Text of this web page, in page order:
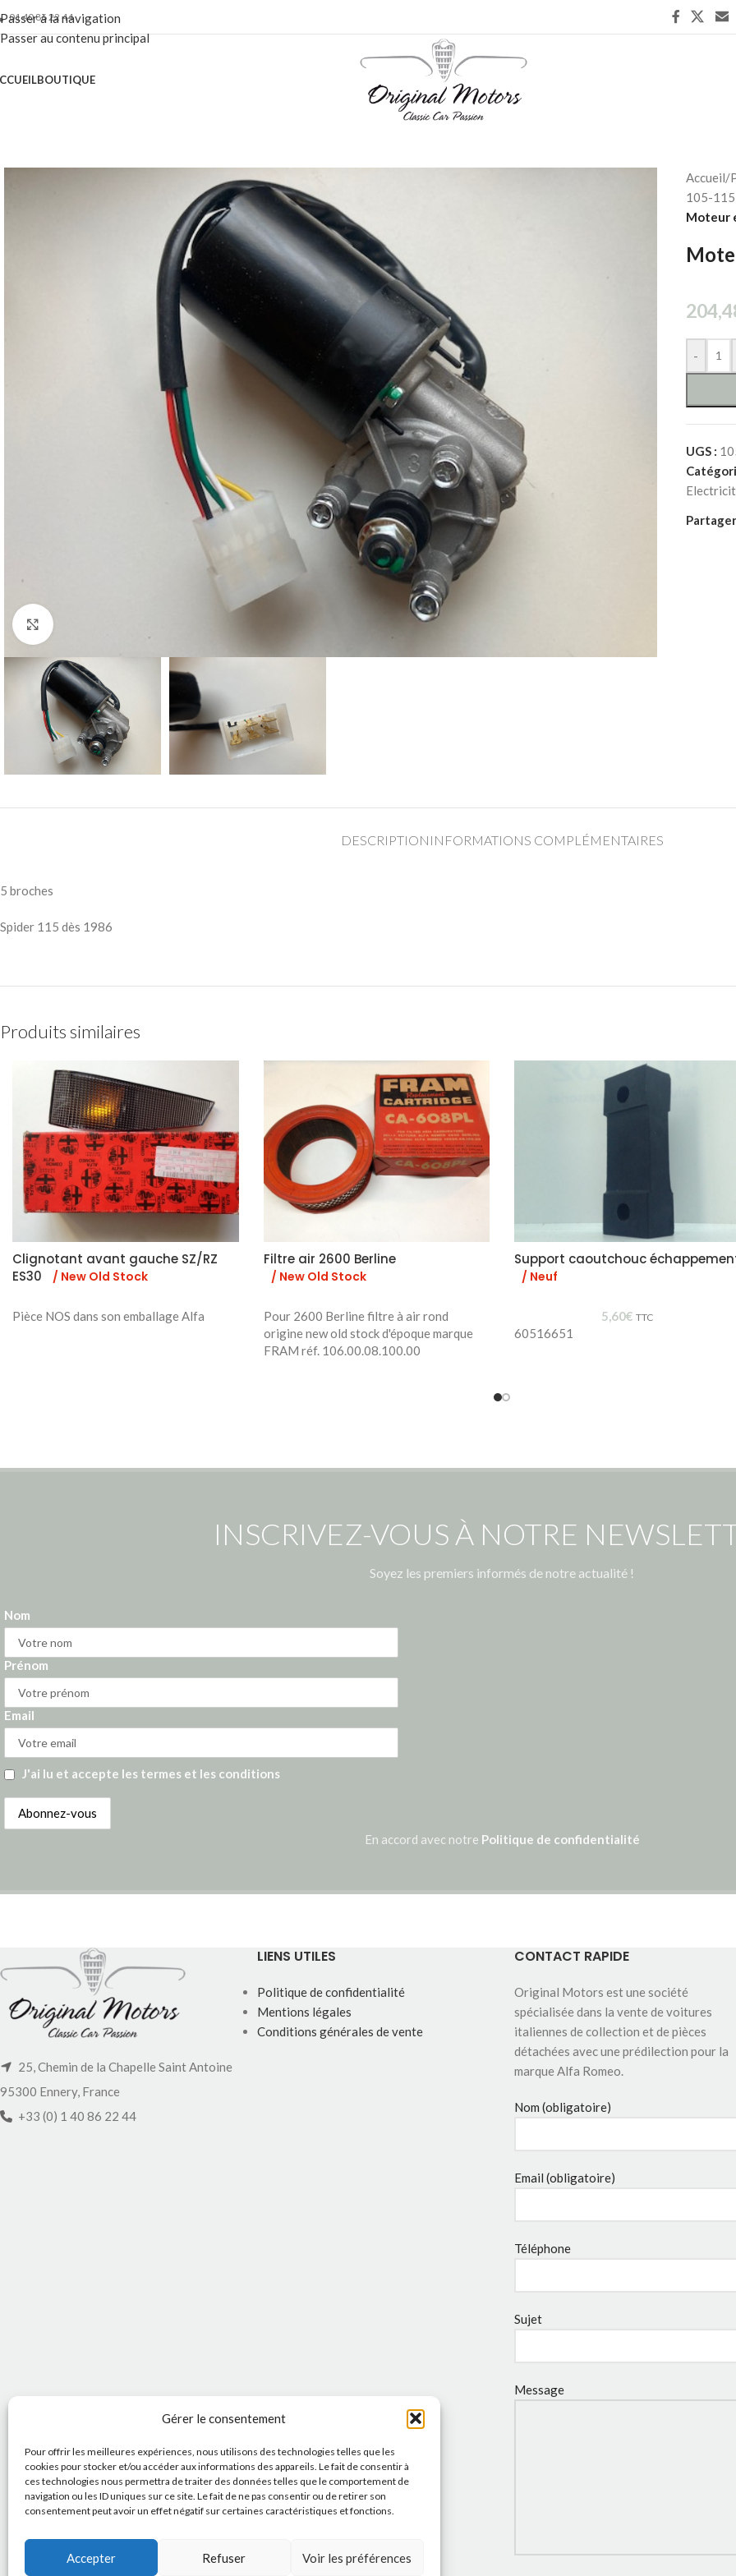
Gérer le consentement
Pour offrir les meilleures expériences, nous utilisons des technologies telles que les
cookies pour stocker et/ou accéder aux informations des appareils. Le fait de consentir à
ces technologies nous permettra de traiter des données telles que le comportement de
navigation ou les ID uniques sur ce site. Le fait de ne pas consentir ou de retirer son
consentement peut avoir un effet négatif sur certaines caractéristiques et fonctions.
Accepter Refuser Voir les préférences
Passer à la navigation
Passer au contenu principal
01 40 86 22 44
BOUTIQUE
Accueil/
105-
Moteur
-
UGS :
DESCRIPTION INFORMATIONS COMPLÉMENTAIRES
5 broches
Spider 115 dès 1986
Produits similaires
Clignotant avant gauche SZ/RZ
ES30
/ New Old Stock
Pièce NOS dans son emballage Alfa
Filtre air 2600 Berline
/ New Old Stock
Pour 2600 Berline filtre à air rond
origine new old stock d'époque marque
FRAM réf. 106.00.08.100.00
Support caoutchouc
/ Neuf
5,60€ TTC
60516651
INSCRIVEZ-VOUS À NOTRE
Soyez les premiers informés de notre actualité !
Nom
Prénom
Email
J'ai lu et accepte les termes et les conditions
En accord avec notre Politique de confidentialité
25, Chemin de la Chapelle Saint Antoine
95300 Ennery, France
+33 (0) 1 40 86 22 44
LIENS UTILES
Politique de confidentialité
Mentions légales
Conditions générales de vente
CONTACT RAPIDE
Original Motors est une société
spécialisée dans la vente de voitures
italiennes de collection et de pièces
détachées avec une prédilection pour la
marque Alfa Romeo.
Nom (obligatoire)
Email (obligatoire)
Téléphone
Sujet
Message